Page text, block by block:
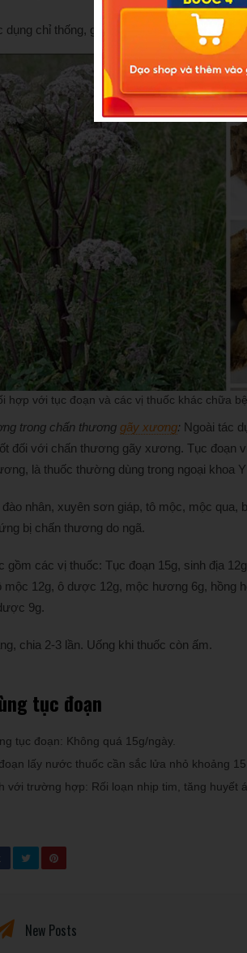
chỉ thống, giảm đau hiệu quả.
hợp với tục đoạn và các vị thuốc khác chữa
trong chấn thương gãy xương: Ngoài tác
đối với chấn thương gãy xương. Tục đoạn
là thuốc thường dùng trong ngoại khoa
nhân, xuyên sơn giáp, tô mộc, mộc qua,
bị chấn thương do ngã.
gồm các vị thuốc: Tục đoạn 15g, sinh địa
mộc 12g, ô dược 12g, mộc hương 6g, hồng
9g.
chia 2-3 lần. Uống khi thuốc còn ấm.
tục đoạn
tục đoạn: Không quá 15g/ngày.
lấy nước thuốc cần sắc lửa nhỏ khoảng
với trường hợp: Rối loạn nhịp tim, tăng huyết
New Posts